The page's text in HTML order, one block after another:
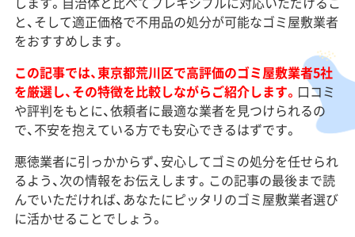
と、そして適正価格で不用品の処分が可能なゴミ屋敷業者
をおすすめします。
この記事では、東京都荒川区で高評価のゴミ屋敷業者5社
を厳選し、その特徴を比較しながらご紹介します。 口コミ
や評判をもとに、依頼者に最適な業者を見つけられるの
で、不安を抱えている方でも安心できるはずです。
悪徳業者に引っかからず、安心してゴミの処分を任せられ
るよう、次の情報をお伝えします。この記事の最後まで読
んでいただければ、あなたにピッタリのゴミ屋敷業者選び
に活かせることでしょう。